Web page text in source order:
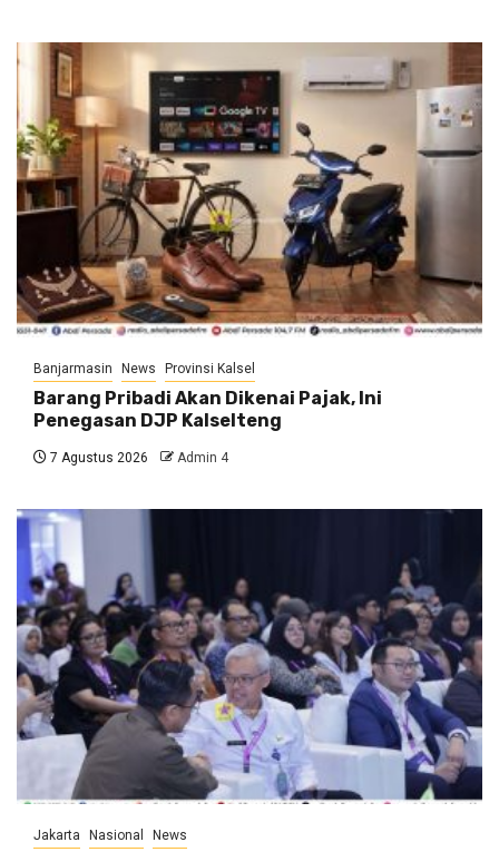
Banjarmasin News Provinsi Kalsel
Barang Pribadi Akan Dikenai Pajak, Ini
Penegasan DJP Kalselteng
7 Agustus 2026 Admin 4
Jakarta Nasional News